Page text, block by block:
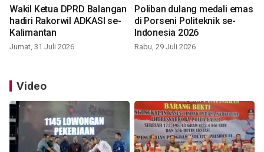
Wakil Ketua DPRD Balangan
hadiri Rakorwil ADKASI se-
Kalimantan
Jumat, 31 Juli 2026
Poliban dulang medali emas
di Porseni Politeknik se-
Indonesia 2026
Rabu, 29 Juli 2026
Video